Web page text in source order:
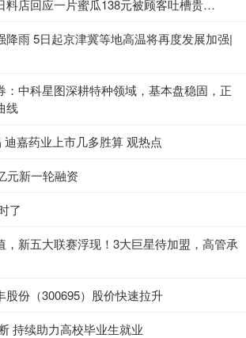
料店回应一片蜜瓜138元被顾客吐槽贵
降雨 5日起京津冀等地高温将再度发展加强|
：中科星图深耕特种领域，基本盘稳固，正
线
嘉药业上市几多胜算 观热点
元新一轮融资
了
，新五大联赛浮现！3大巨星待加盟，高管承
13:04分 兆丰股份（300695）股价快速拉升
持续助力高校毕业生就业